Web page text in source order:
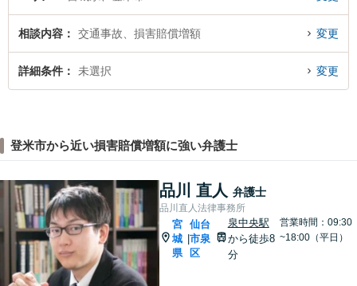
相談内容 交通事故、損害賠償増額 変更
詳細条件 未選択 変更
登米市から近い損害賠償増額に強い弁護士
品川 直人 弁護士
品川直人法律事務所
宮
城
県
仙台
市泉
区
泉中央駅
から徒歩8
分
営業時間：09:30
~18:00（平日）